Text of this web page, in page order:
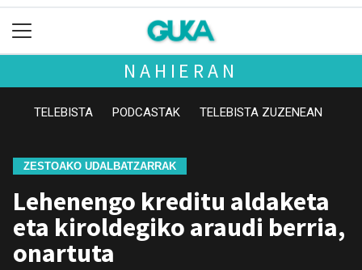
NAHIERAN
TELEBISTA PODCASTAK TELEBISTA ZUZENEAN
ZESTOAKO UDALBATZARRAK
Lehenengo kreditu aldaketa
eta kiroldegiko araudi berria,
onartuta